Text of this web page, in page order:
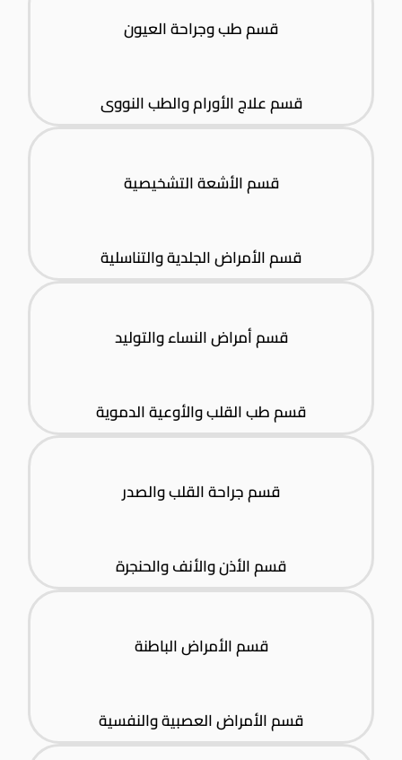
قسم طب وجراحة العيون
قسم علاج الأورام والطب النووى
قسم الأشعة التشخيصية
قسم الأمراض الجلدية والتناسلية
قسم أمراض النساء والتوليد
قسم طب القلب والأوعية الدموية
قسم جراحة القلب والصدر
قسم الأذن والأنف والحنجرة
قسم الأمراض الباطنة
قسم الأمراض العصبية والنفسية